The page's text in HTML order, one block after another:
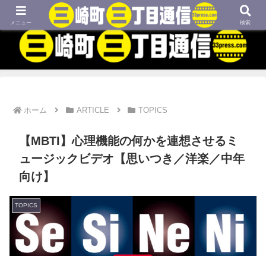
MBTIネタや映画、外国語学習などについてのブログです
ホーム ARTICLE TOPICS
【MBTI】心理機能の何かを連想させるミ
ュージックビデオ【思いつき／洋楽／中年
向け】
TOPICS
メニュー 検索